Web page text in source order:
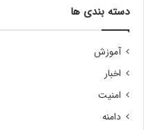
دسته بندی ها
آموزش
اخبار
امنیت
دامنه